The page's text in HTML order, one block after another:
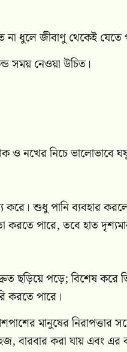
ধুলে জীবাণু থেকেই যেতে
সময় নেওয়া উচিত।
ও নখের নিচে ভালোভাবে
করে। শুধু পানি ব্যবহার
করতে পারে, তবে হাত
ছড়িয়ে পড়ে; বিশেষ
করতে পারে।
মানুষের নিরাপত্তার
করা যায় এবং এর